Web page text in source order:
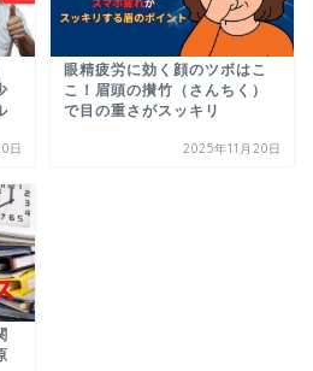
日
眼精疲労に効く顔のツボはこ
こ！眉頭の攅竹（さんちく）
で目の重さがスッキリ
2025年11月20日